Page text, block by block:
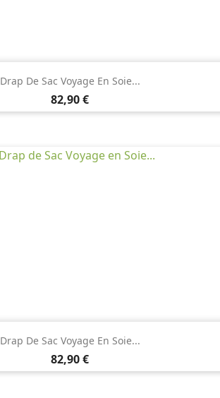
Drap De Sac Voyage En Soie...
Prix
82,90 €
 Aperçu rapide
Drap De Sac Voyage En Soie...
Prix
82,90 €
 Aperçu rapide